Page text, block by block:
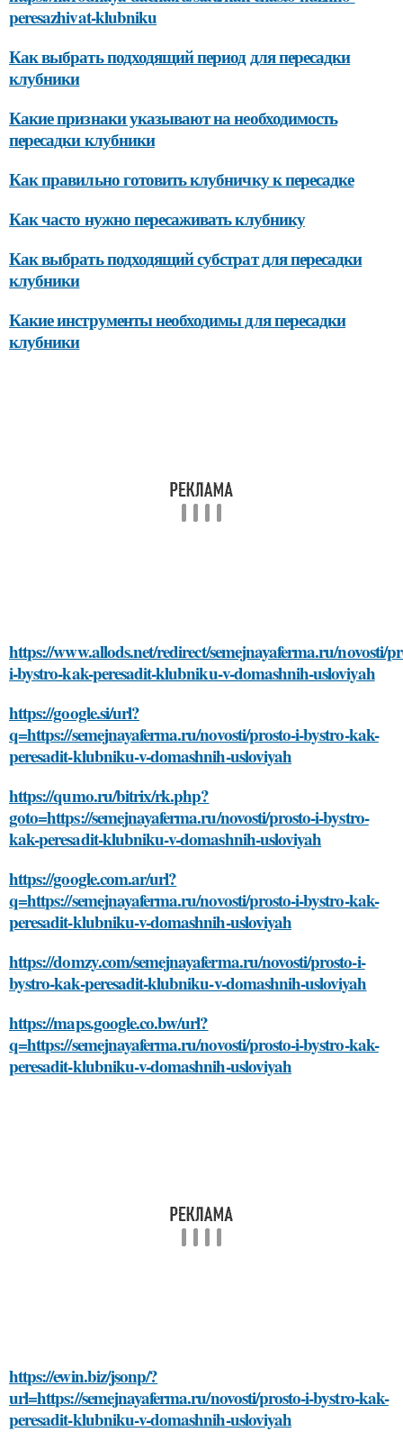
peresazhivat-klubniku
Как выбрать подходящий период для пересадки
клубники
Какие признаки указывают на необходимость
пересадки клубники
Как правильно готовить клубничку к пересадке
Как часто нужно пересаживать клубнику
Как выбрать подходящий субстрат для пересадки
клубники
Какие инструменты необходимы для пересадки
клубники
https://www.allods.net/redirect/semejnayaferma.ru/novosti/
i-bystro-kak-peresadit-klubniku-v-domashnih-usloviyah
https://google.si/url?
q=https://semejnayaferma.ru/novosti/prosto-i-bystro-kak-
peresadit-klubniku-v-domashnih-usloviyah
https://qumo.ru/bitrix/rk.php?
goto=https://semejnayaferma.ru/novosti/prosto-i-bystro-
kak-peresadit-klubniku-v-domashnih-usloviyah
https://google.com.ar/url?
q=https://semejnayaferma.ru/novosti/prosto-i-bystro-kak-
peresadit-klubniku-v-domashnih-usloviyah
https://domzy.com/semejnayaferma.ru/novosti/prosto-i-
bystro-kak-peresadit-klubniku-v-domashnih-usloviyah
https://maps.google.co.bw/url?
q=https://semejnayaferma.ru/novosti/prosto-i-bystro-kak-
peresadit-klubniku-v-domashnih-usloviyah
https://ewin.biz/jsonp/?
url=https://semejnayaferma.ru/novosti/prosto-i-bystro-kak-
peresadit-klubniku-v-domashnih-usloviyah